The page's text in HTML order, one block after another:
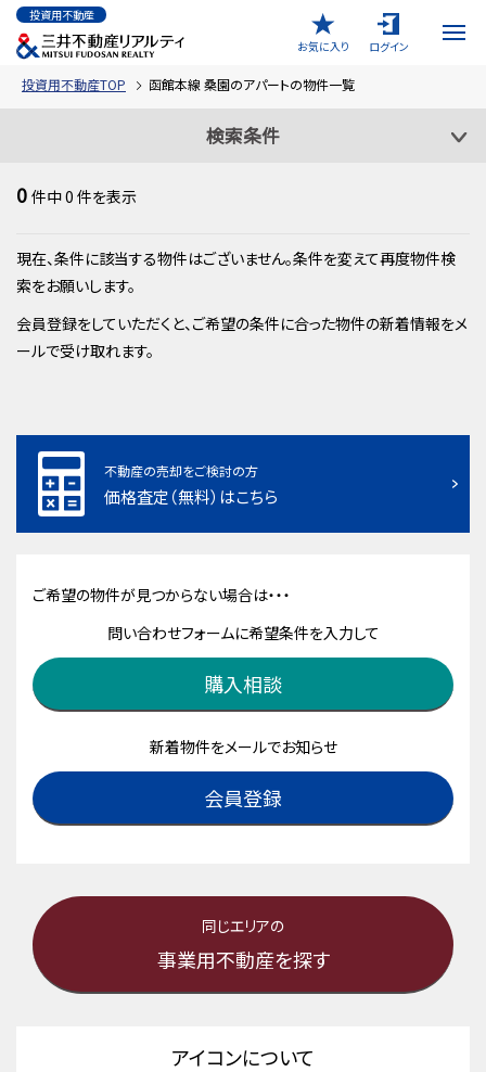
投資用不動産
お気に入り
ログイン
投資用不動産TOP 函館本線 桑園のアパートの物件一覧
検索条件
0 件中0 件を表示
現在、条件に該当する物件はございません。条件を変えて再度物件検
索をお願いします。
会員登録をしていただくと、ご希望の条件に合った物件の新着情報をメ
ールで受け取れます。
不動産の売却をご検討の方
価格査定（無料）はこちら
ご希望の物件が見つからない場合は・・・
問い合わせフォームに希望条件を入力して
購入相談
新着物件をメールでお知らせ
会員登録
同じエリアの
事業用不動産を探す
アイコンについて